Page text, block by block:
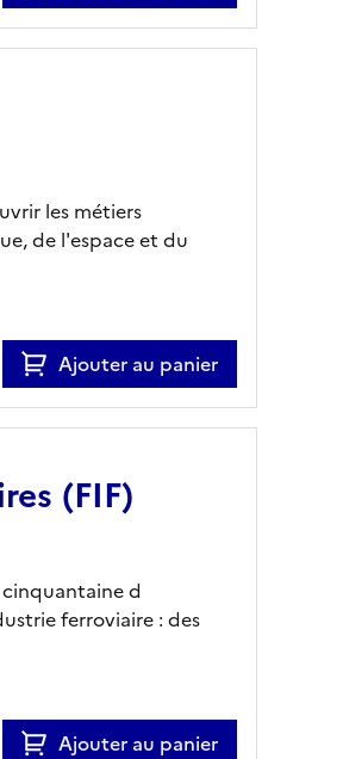
les métiers
de l'espace et du
Ajouter au panier
(FIF)
cinquantaine d
ferroviaire : des
Ajouter au panier